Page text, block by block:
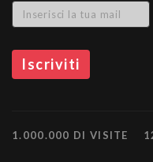
1.000.000 DI VISITE